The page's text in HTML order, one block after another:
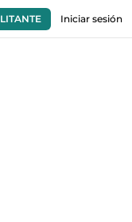
Iniciar sesión